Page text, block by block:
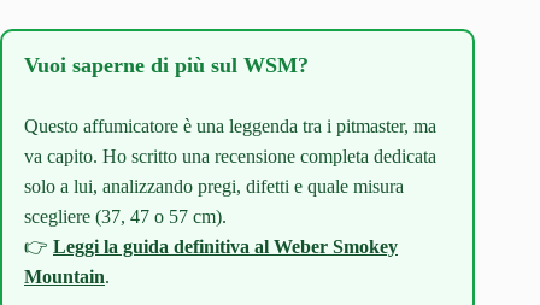
Vuoi saperne di più sul WSM?
Questo affumicatore è una leggenda tra i pitmaster, ma
va capito. Ho scritto una recensione completa dedicata
solo a lui, analizzando pregi, difetti e quale misura
scegliere (37, 47 o 57 cm).
👉 Leggi la guida definitiva al Weber Smokey
Mountain.